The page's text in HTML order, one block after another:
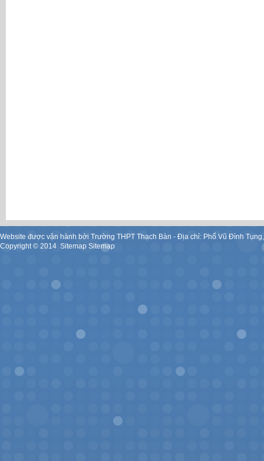
Website được vận hành bởi Trường THPT Thạch Bàn - Địa chỉ: Phố Vũ Đình
Copyright © 2014. Sitemap Sitemap